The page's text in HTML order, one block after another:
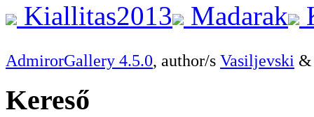
Kiallitas2013 Madarak
AdmirorGallery 4.5.0, author/s Vasiljevski
Kereső